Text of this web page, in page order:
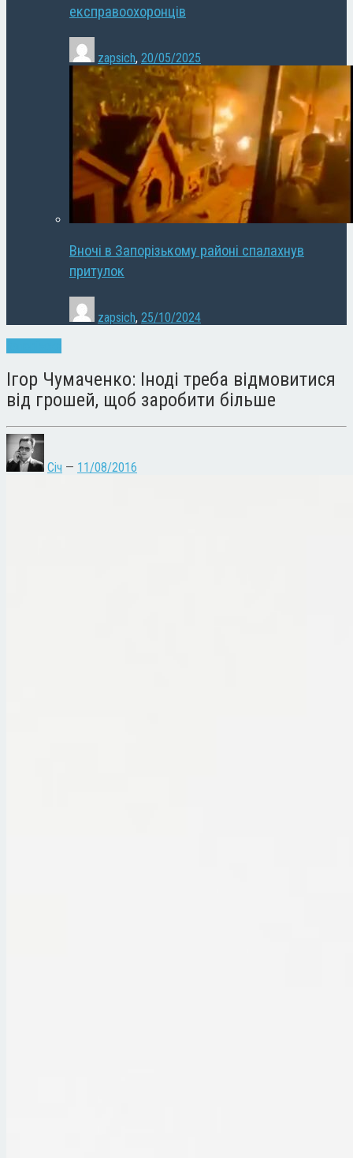
експравоохоронців
zapsich, 20/05/2025
Вночі в Запорізькому районі спалахнув
притулок
zapsich, 25/10/2024
Ігор Чумаченко: Іноді треба відмовитися
від грошей, щоб заробити більше
Січ — 11/08/2016